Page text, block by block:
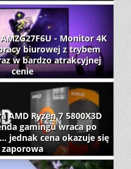
- Monitor 4K
biurowej z trybem
w bardzo atrakcyjnej
cenie
AMD Ryzen 7 5800X3D
gamingu wraca po
jednak cena okazuje się
zaporowa